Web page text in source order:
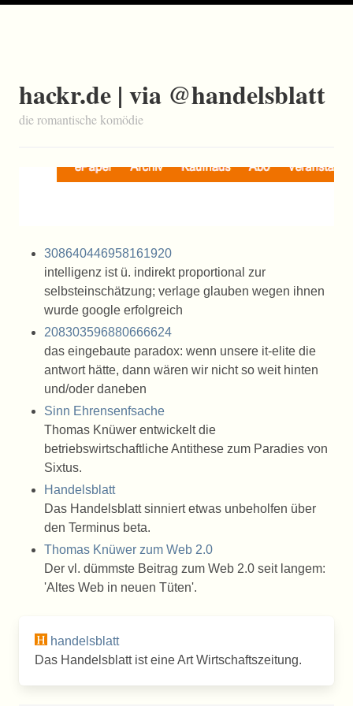
hackr.de | via @handelsblatt
die romantische komödie
308640446958161920
intelligenz ist ü. indirekt proportional zur
selbsteinschätzung; verlage glauben wegen ihnen
wurde google erfolgreich
208303596880666624
das eingebaute paradox: wenn unsere it-elite die
antwort hätte, dann wären wir nicht so weit hinten
und/oder daneben
Sinn Ehrensenfsache
Thomas Knüwer entwickelt die
betriebswirtschaftliche Antithese zum Paradies von
Sixtus.
Handelsblatt
Das Handelsblatt sinniert etwas unbeholfen über
den Terminus beta.
Thomas Knüwer zum Web 2.0
Der vl. dümmste Beitrag zum Web 2.0 seit langem:
'Altes Web in neuen Tüten'.
handelsblatt
Das Handelsblatt ist eine Art Wirtschaftszeitung.